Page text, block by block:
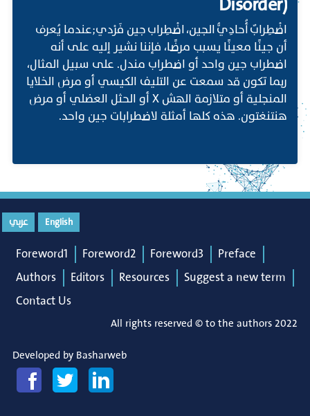
اضْطِرابٌ أُحادِيُّ الجين، اضْطِراب جين فَرْدي;عندما يُعرف
أن جينًا معينًا يسبب مرضًا، فإننا نشير إليه على أنه
اضطراب جين واحد أو اضطراب مندل. على سبيل المثال،
ربما تكون قد سمعت عن التليف الكيسي أو مرض الخلايا
المنجلية أو متلازمة الهش X أو الحثل العضلي أو مرض
هنتنغتون. هذه كلها أمثلة لاضطرابات جين واحد.
English عربي
Foreword1 Foreword2 Foreword3
Preface
Authors
Editors Resources
Suggest a new term
Contact Us
All rights reserved © to the authors 2022
Developed by Basharweb